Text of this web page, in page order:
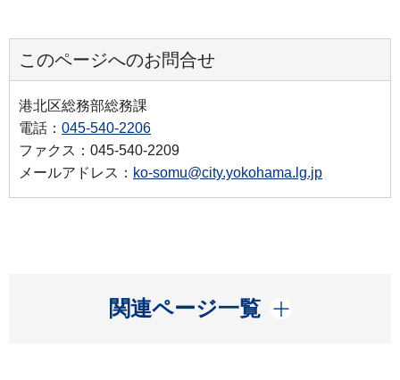
このページへのお問合せ
港北区総務部総務課
電話： 045-540-2206
ファクス：045-540-2209
メールアドレス： ko-somu@city.yokohama.lg.jp
関連ページ一覧
開く